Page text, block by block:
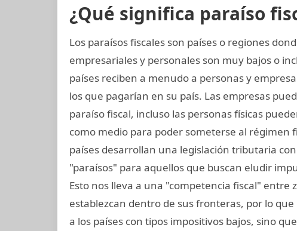
¿Qué significa paraíso
Los paraísos fiscales son países o regiones
empresariales y personales son muy bajos o
países reciben a menudo a personas y
los que pagarían en su país. Las empresas
paraíso fiscal, incluso las personas físicas
como medio para poder someterse al régimen
países desarrollan una legislación tributaria
"paraísos" para aquellos que buscan eludir
Esto nos lleva a una "competencia fiscal" entre
establezcan dentro de sus fronteras, por lo
a los países con tipos impositivos bajos, sino